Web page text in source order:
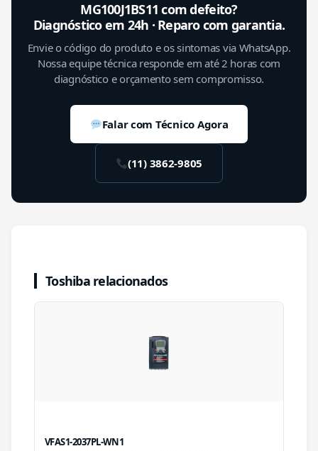
MG100J1BS11 com defeito?
Diagnóstico em 24h · Reparo com garantia.
Envie o código do produto e os sintomas via WhatsApp.
Nossa equipe técnica responde em até 2 horas com
diagnóstico e orçamento sem compromisso.
Falar com Técnico Agora
(11) 3862-9805
Toshiba relacionados
VFAS1-2037PL-WN1